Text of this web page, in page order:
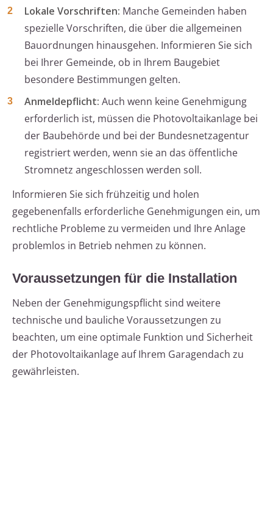
Lokale Vorschriften: Manche Gemeinden haben
spezielle Vorschriften, die über die allgemeinen
Bauordnungen hinausgehen. Informieren Sie sich
bei Ihrer Gemeinde, ob in Ihrem Baugebiet
besondere Bestimmungen gelten.
Anmeldepflicht: Auch wenn keine Genehmigung
erforderlich ist, müssen die Photovoltaikanlage bei
der Baubehörde und bei der Bundesnetzagentur
registriert werden, wenn sie an das öffentliche
Stromnetz angeschlossen werden soll.
Informieren Sie sich frühzeitig und holen
gegebenenfalls erforderliche Genehmigungen ein, um
rechtliche Probleme zu vermeiden und Ihre Anlage
problemlos in Betrieb nehmen zu können.
Voraussetzungen für die Installation
Neben der Genehmigungspflicht sind weitere
technische und bauliche Voraussetzungen zu
beachten, um eine optimale Funktion und Sicherheit
der Photovoltaikanlage auf Ihrem Garagendach zu
gewährleisten.